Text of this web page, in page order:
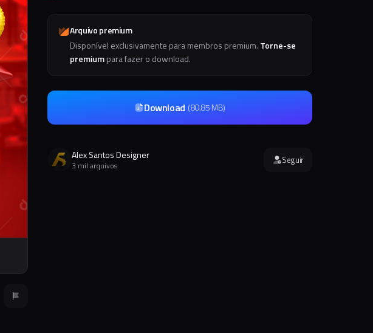
Arquivo premium
Disponível exclusivamente para membros premium. Torne-se
premiumpara fazer o download.
Download (80.85 MB)
Alex Santos Designer
3 mil arquivos Seguir